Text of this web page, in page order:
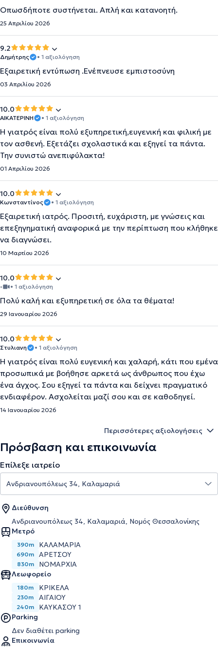
Οπωσδήποτε συστήνεται. Απλή και κατανοητή.
25 Απριλίου 2026
9.2
Δημήτρης • 1 αξιολόγηση
Εξαιρετική εντύπωση .Ενέπνευσε εμπιστοσύνη
03 Απριλίου 2026
10.0
ΑΙΚΑΤΕΡΙΝΗ • 1 αξιολόγηση
Η γιατρός είναι πολύ εξυπηρετική,ευγενική και φιλική με
τον ασθενή. Εξετάζει σχολαστικά και εξηγεί τα πάντα.
Την συνιστώ ανεπιφύλακτα!
01 Απριλίου 2026
10.0
Κωνσταντίνος • 1 αξιολόγηση
Εξαιρετική ιατρός. Προσιτή, ευχάριστη, με γνώσεις και
επεξηγηματική αναφορικά με την περίπτωση που κλήθηκε
να διαγνώσει.
10 Μαρτίου 2026
10.0
- • 1 αξιολόγηση
Πολύ καλή και εξυπηρετική σε όλα τα θέματα!
29 Ιανουαρίου 2026
10.0
Στυλιανη • 1 αξιολόγηση
Η γιατρός είναι πολύ ευγενική και χαλαρή, κάτι που εμένα
προσωπικά με βοήθησε αρκετά ως άνθρωπος που έχω
ένα άγχος. Σου εξηγεί τα πάντα και δείχνει πραγματικό
ενδιαφέρον. Ασχολείται μαζί σου και σε καθοδηγεί.
14 Ιανουαρίου 2026
Περισσότερες αξιολογήσεις
Πρόσβαση και επικοινωνία
Επίλεξε ιατρείο
Διεύθυνση
Ανδριανουπόλεως 34, Καλαμαριά, Νομός Θεσσαλονίκης
Μετρό
390m ΚΑΛΑΜΑΡΙΆ
690m ΑΡΕΤΣΟΎ
830m
ΝΟΜΑΡΧΊΑ
Λεωφορείο
180m ΚΡΙΚΕΛΑ
230m ΑΙΓΑΙΟΥ
240m
ΚΑΥΚΑΣΟΥ 1
Parking
Δεν διαθέτει parking
Επικοινωνία